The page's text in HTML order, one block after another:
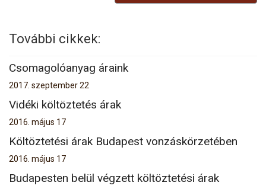
További cikkek:
Csomagolóanyag áraink
2017. szeptember 22
Vidéki költöztetés árak
2016. május 17
Költöztetési árak Budapest vonzáskörzetében
2016. május 17
Budapesten belül végzett költöztetési árak